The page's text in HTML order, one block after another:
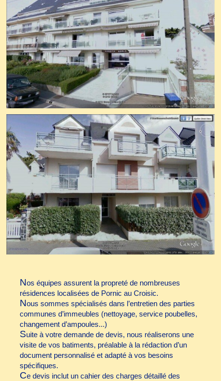
Nos équipes assurent la propreté de nombreuses
résidences localisées de Pornic au Croisic.
Nous sommes spécialisés dans l’entretien des parties
communes d’immeubles (nettoyage, service poubelles,
changement d’ampoules...)
Suite à votre demande de devis, nous réaliserons une
visite de vos batiments, préalable à la rédaction d’un
document personnalisé et adapté à vos besoins
spécifiques.
Ce devis inclut un cahier des charges détaillé des